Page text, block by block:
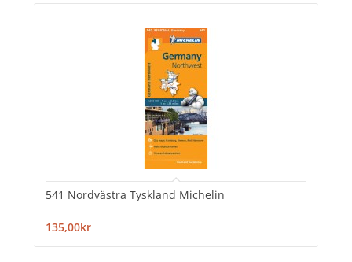
541 Nordvästra Tyskland Michelin
135,00kr